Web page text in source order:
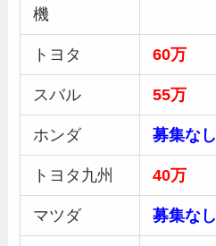
機
トヨタ 60万
スバル 55万
ホンダ 募集なし
トヨタ九州 40万
マツダ 募集なし